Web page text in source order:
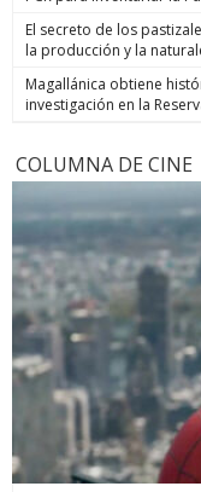
El secreto de los
la producción y la
Magallánica obtiene
investigación en la
COLUMNA DE CINE